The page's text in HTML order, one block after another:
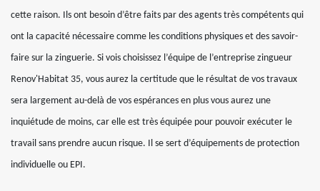
cette raison. Ils ont besoin d’être faits par des agents très compétents qui
ont la capacité nécessaire comme les conditions physiques et des savoir-
faire sur la zinguerie. Si vois choisissez l’équipe de l’entreprise zingueur
Renov'Habitat 35, vous aurez la certitude que le résultat de vos travaux
sera largement au-delà de vos espérances en plus vous aurez une
inquiétude de moins, car elle est très équipée pour pouvoir exécuter le
travail sans prendre aucun risque. Il se sert d’équipements de protection
individuelle ou EPI.